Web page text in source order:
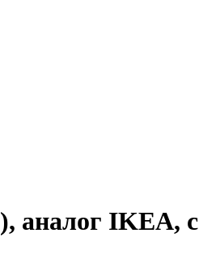
аналог IKEA, с